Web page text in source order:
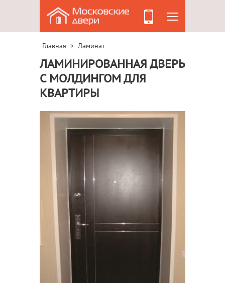
Главная > Ламинат
ЛАМИНИРОВАННАЯ ДВЕРЬ
С МОЛДИНГОМ ДЛЯ
КВАРТИРЫ